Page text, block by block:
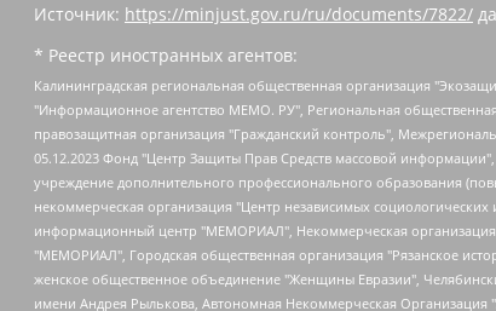
Источник: https://minjust.gov.ru/ru/documents/7822/
* Реестр иностранных агентов:
Калининградская региональная общественная организация "Экозащита!-Женсовет", Фонд содействия защите прав и свобод граждан "Общественный вердикт", Фонд "Институт Развития Свободы Информации", Частное учреждение "Информационное агентство МЕМО. РУ", Региональная общественная организация "Общественная комиссия по сохранению наследия академика Сахарова", Фонд поддержки свободы прессы, Санкт-Петербургская общественная правозащитная организация "Гражданский контроль", Межрегиональная общественная организация "Информационно-просветительский центр "Мемориал", Региональный Фонд "Центр Защиты Прав Средств Массовой Информации", с 05.12.2023 Фонд "Центр Защиты Прав Средств массовой информации", Региональная общественная благотворительная организация помощи беженцам и мигрантам "Гражданское содействие", Негосударственное образовательное учреждение дополнительного профессионального образования (повышение квалификации) специалистов "АКАДЕМИЯ ПО ПРАВАМ ЧЕЛОВЕКА", Свердловская региональная общественная организация "Сутяжник", Автономная некоммерческая организация "Центр независимых социологических исследований", Союз общественных объединений "Российский исследовательский центр по правам человека", Региональное общественное учреждение научно-информационный центр "МЕМОРИАЛ", Некоммерческая организация "Фонд защиты гласности", Автономная некоммерческая организация "Институт прав человека", Городская общественная организация "Екатеринбургское общество "МЕМОРИАЛ", Городская общественная организация "Рязанское историко-просветительское и правозащитное общество "Мемориал" (Рязанский Мемориал), Челябинский региональный орган общественной самодеятельности – женское общественное объединение "Женщины Евразии", Челябинский региональный орган общественной самодеятельности "Уральская правозащитная группа", Фонд содействия защите здоровья и социальной справедливости имени Андрея Рылькова, Автономная Некоммерческая Организация "Аналитический Центр Юрия Левады", Автономная некоммерческая организация социальной поддержки населения "Проект Апрель", Региональная общественная организация помощи женщинам и детям, находящимся в кризисной ситуации "Информационно-методический центр "Анна", Фонд содействия развитию массовых коммуникаций и правовому просвещению "Так-так-Так", Фонд содействия устойчивому развитию "Серебряная тайга", Свердловский региональный общественный фонд социальных проектов "Новое время", "Idel.Реалии", Кавказ.Реалии, Крым.Реалии, Телеканал Настоящее Время, Татаро-башкирская служба Радио Свобода (Azatliq Radiosi), Радио Свободная Европа/Радио Свобода (PCE/PC), "Сибирь.Реалии", "Фактограф", Благотворительный фонд помощи осужденным и их семьям, Автономная некоммерческая организация "Институт глобализации и социальных движений", Фонд "В защиту прав заключенных", Частное учреждение "Центр поддержки и содействия развитию средств массовой информации", Пензенский региональный общественный благотворительный фонд